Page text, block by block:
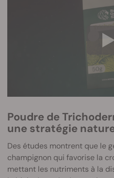
Poudre de
une stratégie
Des études montrent que le
champignon qui favorise la
mettant les nutriments à la